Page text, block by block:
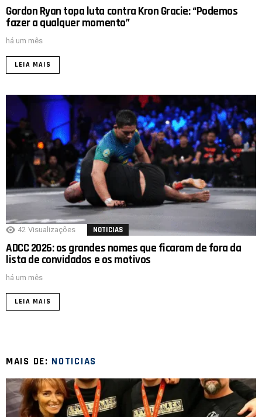
Gordon Ryan topa luta contra Kron Gracie: “Podemos
fazer a qualquer momento”
há um mês
LEIA MAIS
42 Visualizações NOTICIAS
ADCC 2026: os grandes nomes que ficaram de fora da
lista de convidados e os motivos
há um mês
LEIA MAIS
MAIS DE: NOTICIAS